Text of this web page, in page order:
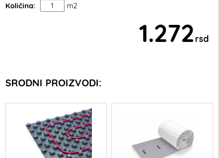
Količina: m2
1.272rsd
SRODNI PROIZVODI: